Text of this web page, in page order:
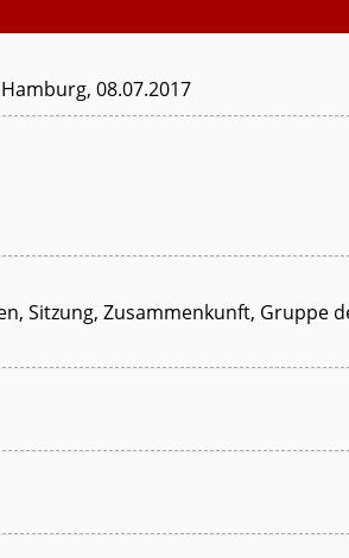
08.07.2017
Sitzung, Zusammenkunft, Gruppe